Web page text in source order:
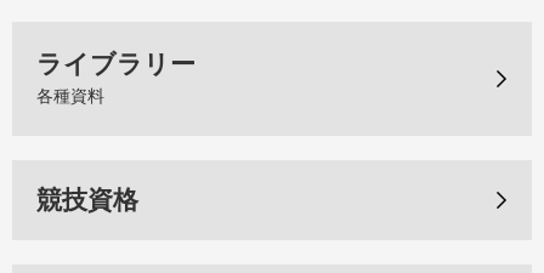
ライブラリー
各種資料
競技資格